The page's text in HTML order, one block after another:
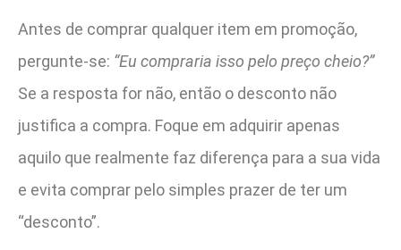
Antes de comprar qualquer item em promoção,
pergunte-se: “Eu compraria isso pelo preço cheio?”
Se a resposta for não, então o desconto não
justifica a compra. Foque em adquirir apenas
aquilo que realmente faz diferença para a sua vida
e evita comprar pelo simples prazer de ter um
“desconto”.